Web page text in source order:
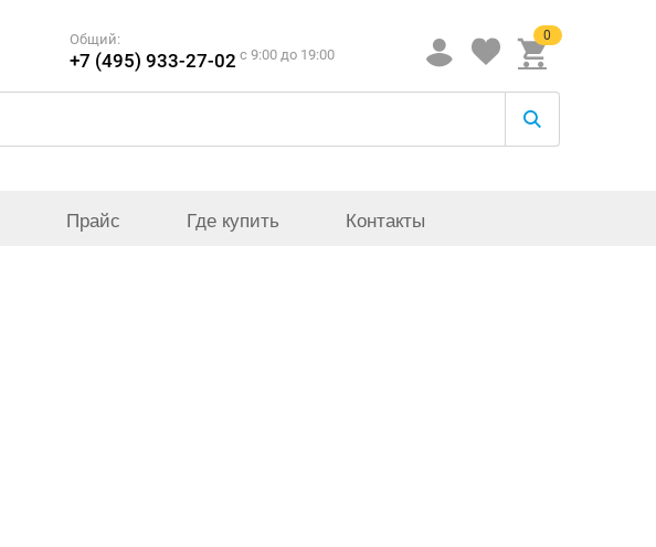
Общий:
+7 (495) 933-27-02 c 9:00 до 19:00
0
Прайс Где купить Контакты